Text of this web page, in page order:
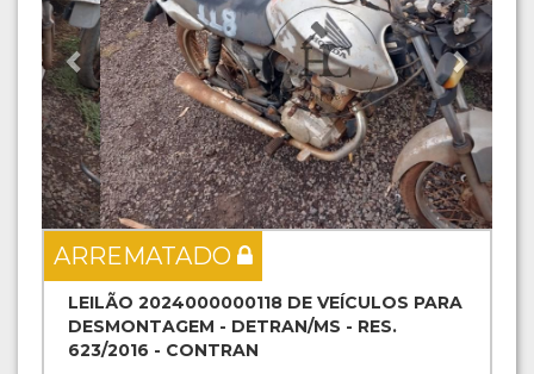
ARREMATADO
LEILÃO 2024000000118 DE VEÍCULOS PARA
DESMONTAGEM - DETRAN/MS - RES.
623/2016 - CONTRAN